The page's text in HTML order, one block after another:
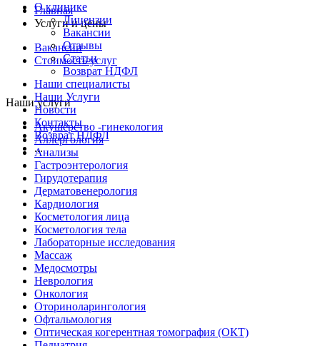
О клинике
Лицензии
Вакансии
Отзывы
Статьи
Возврат НДФЛ
Наши специалисты
Наши Услуги
Новости
Контакты
Возврат НДФЛ
...
Главная
Услуги и цены
Вакансии
Стоимость услуг
Наши услуги
Акушерство -гинекология
Аллергология
Анализы
Гастроэнтерология
Гирудотерапия
Дерматовенерология
Кардиология
Косметология лица
Косметология тела
Лабораторные исследования
Массаж
Медосмотры
Неврология
Онкология
Оториноларингология
Офтальмология
Оптическая когерентная томография (ОКТ)